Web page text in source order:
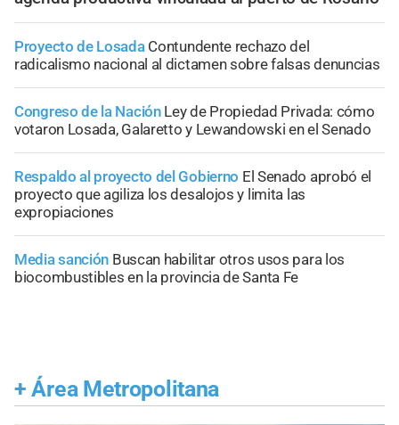
Proyecto de Losada Contundente rechazo del
radicalismo nacional al dictamen sobre falsas denuncias
Congreso de la Nación Ley de Propiedad Privada: cómo
votaron Losada, Galaretto y Lewandowski en el Senado
Respaldo al proyecto del Gobierno El Senado aprobó el
proyecto que agiliza los desalojos y limita las
expropiaciones
Media sanción Buscan habilitar otros usos para los
biocombustibles en la provincia de Santa Fe
+ Área Metropolitana